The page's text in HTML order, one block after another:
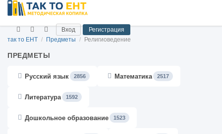
Вход
Регистрация
так то ЕНТ / Предметы / Религиоведение
ПРЕДМЕТЫ
Русский язык 2856 Математика 2517
Литература 1592
Дошкольное образование 1523